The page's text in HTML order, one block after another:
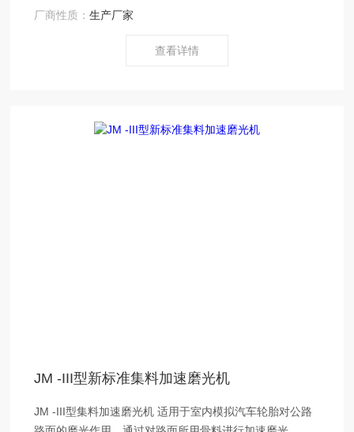
厂商性质：生产厂家
查看详情
JM -III型新标准集料加速磨光机
JM -III型集料加速磨光机 适用于室内模拟汽车轮胎对公路